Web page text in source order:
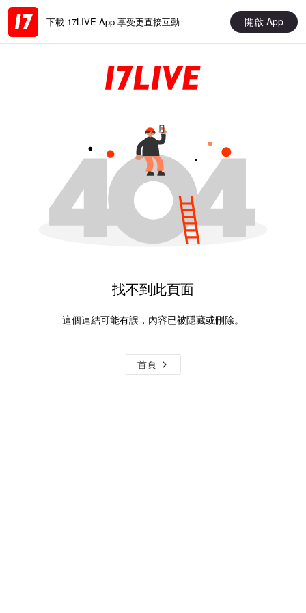
下載 17LIVE App 享受更直接互動 開啟 App
找不到此頁面
這個連結可能有誤，內容已被隱藏或刪除。
首頁